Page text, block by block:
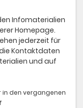
Infomaterialien
Homepage.
jederzeit für
Kontaktdaten
und auf
in den vergangenen